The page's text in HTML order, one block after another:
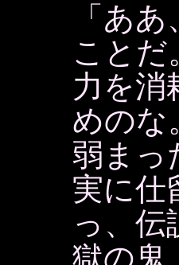
「あ
ことだ
力を消
めのな
弱まっ
実に仕
っ、伝
獄の鬼